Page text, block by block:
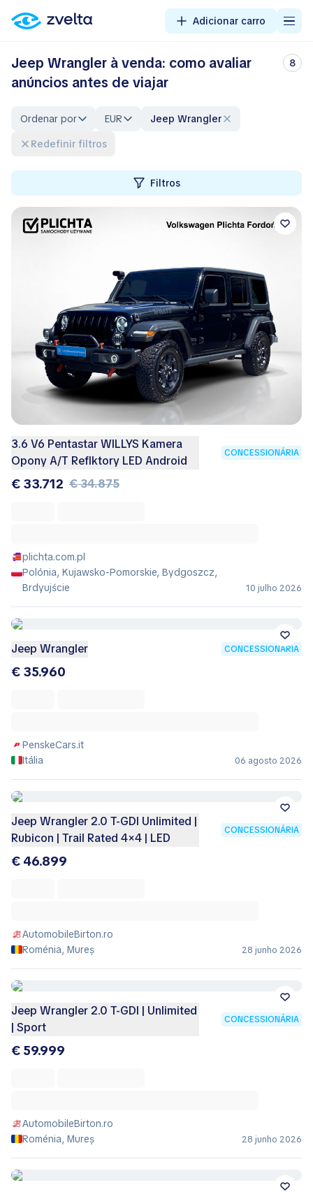
Adicionar carro
Jeep Wrangler à venda: como avaliar
anúncios antes de viajar
8
Ordenar por EUR
Jeep Wrangler
Redefinir filtros
Filtros
3.6 V6 Pentastar WILLYS Kamera
Opony A/T Reflktory LED Android
CONCESSIONÁRIA
€ 33.712 € 34.875
plichta.com.pl
Polónia, Kujawsko-Pomorskie, Bydgoszcz,
Brdyujście
10 julho 2026
Jeep Wrangler CONCESSIONÁRIA
€ 35.960
PenskeCars.it
Itália
06 agosto 2026
Jeep Wrangler 2.0 T-GDI Unlimited |
Rubicon | Trail Rated 4×4 | LED
CONCESSIONÁRIA
€ 46.899
AutomobileBirton.ro
Roménia, Mureș
28 junho 2026
Jeep Wrangler 2.0 T-GDI | Unlimited
| Sport
CONCESSIONÁRIA
€ 59.999
AutomobileBirton.ro
Roménia, Mureș
28 junho 2026